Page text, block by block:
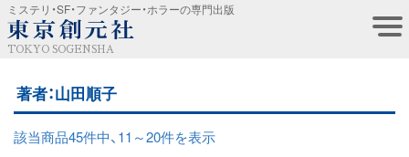
ミステリ・SF・ファンタジー・ホラーの専門出版
TOKYO SOGENSHA
著者：山田順子
該当商品45件中、11～20件を表示